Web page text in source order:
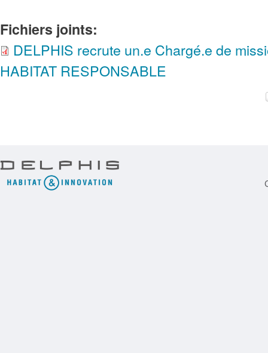
Fichiers joints:
DELPHIS recrute un.e Chargé.e de
HABITAT RESPONSABLE